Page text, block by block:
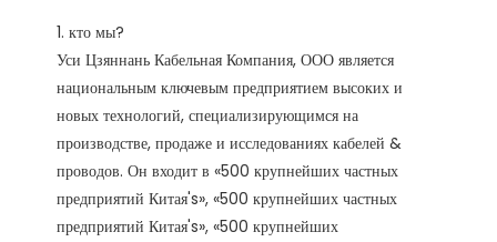
1. кто мы?
Уси Цзяннань Кабельная Компания, ООО является
национальным ключевым предприятием высоких и
новых технологий, специализирующимся на
производстве, продаже и исследованиях кабелей &
проводов. Он входит в «500 крупнейших частных
предприятий Китая's», «500 крупнейших частных
предприятий Китая's», «500 крупнейших